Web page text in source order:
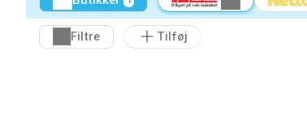
Filtre Tilføj